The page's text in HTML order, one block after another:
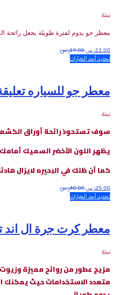
نبذة:
معطر جو يدوم لفترة طويلة يجعل رائحة
11.00ر.س19.00ر.س
تحديد أحد الخيارات
معطر جو للسياره
نبذة:
سوف تستحوذ رائحة أوراق
يظهر اللون الأخضر السميك
كما أن ظلك في البحيره لايزال
25.00ر.س40.00ر.س
تحديد أحد الخيارات
معطر كرت جرة ال اند
نبذة:
مزيج عطور من روائح مميزة
متعدد الاستخدامات حيث يمكنك